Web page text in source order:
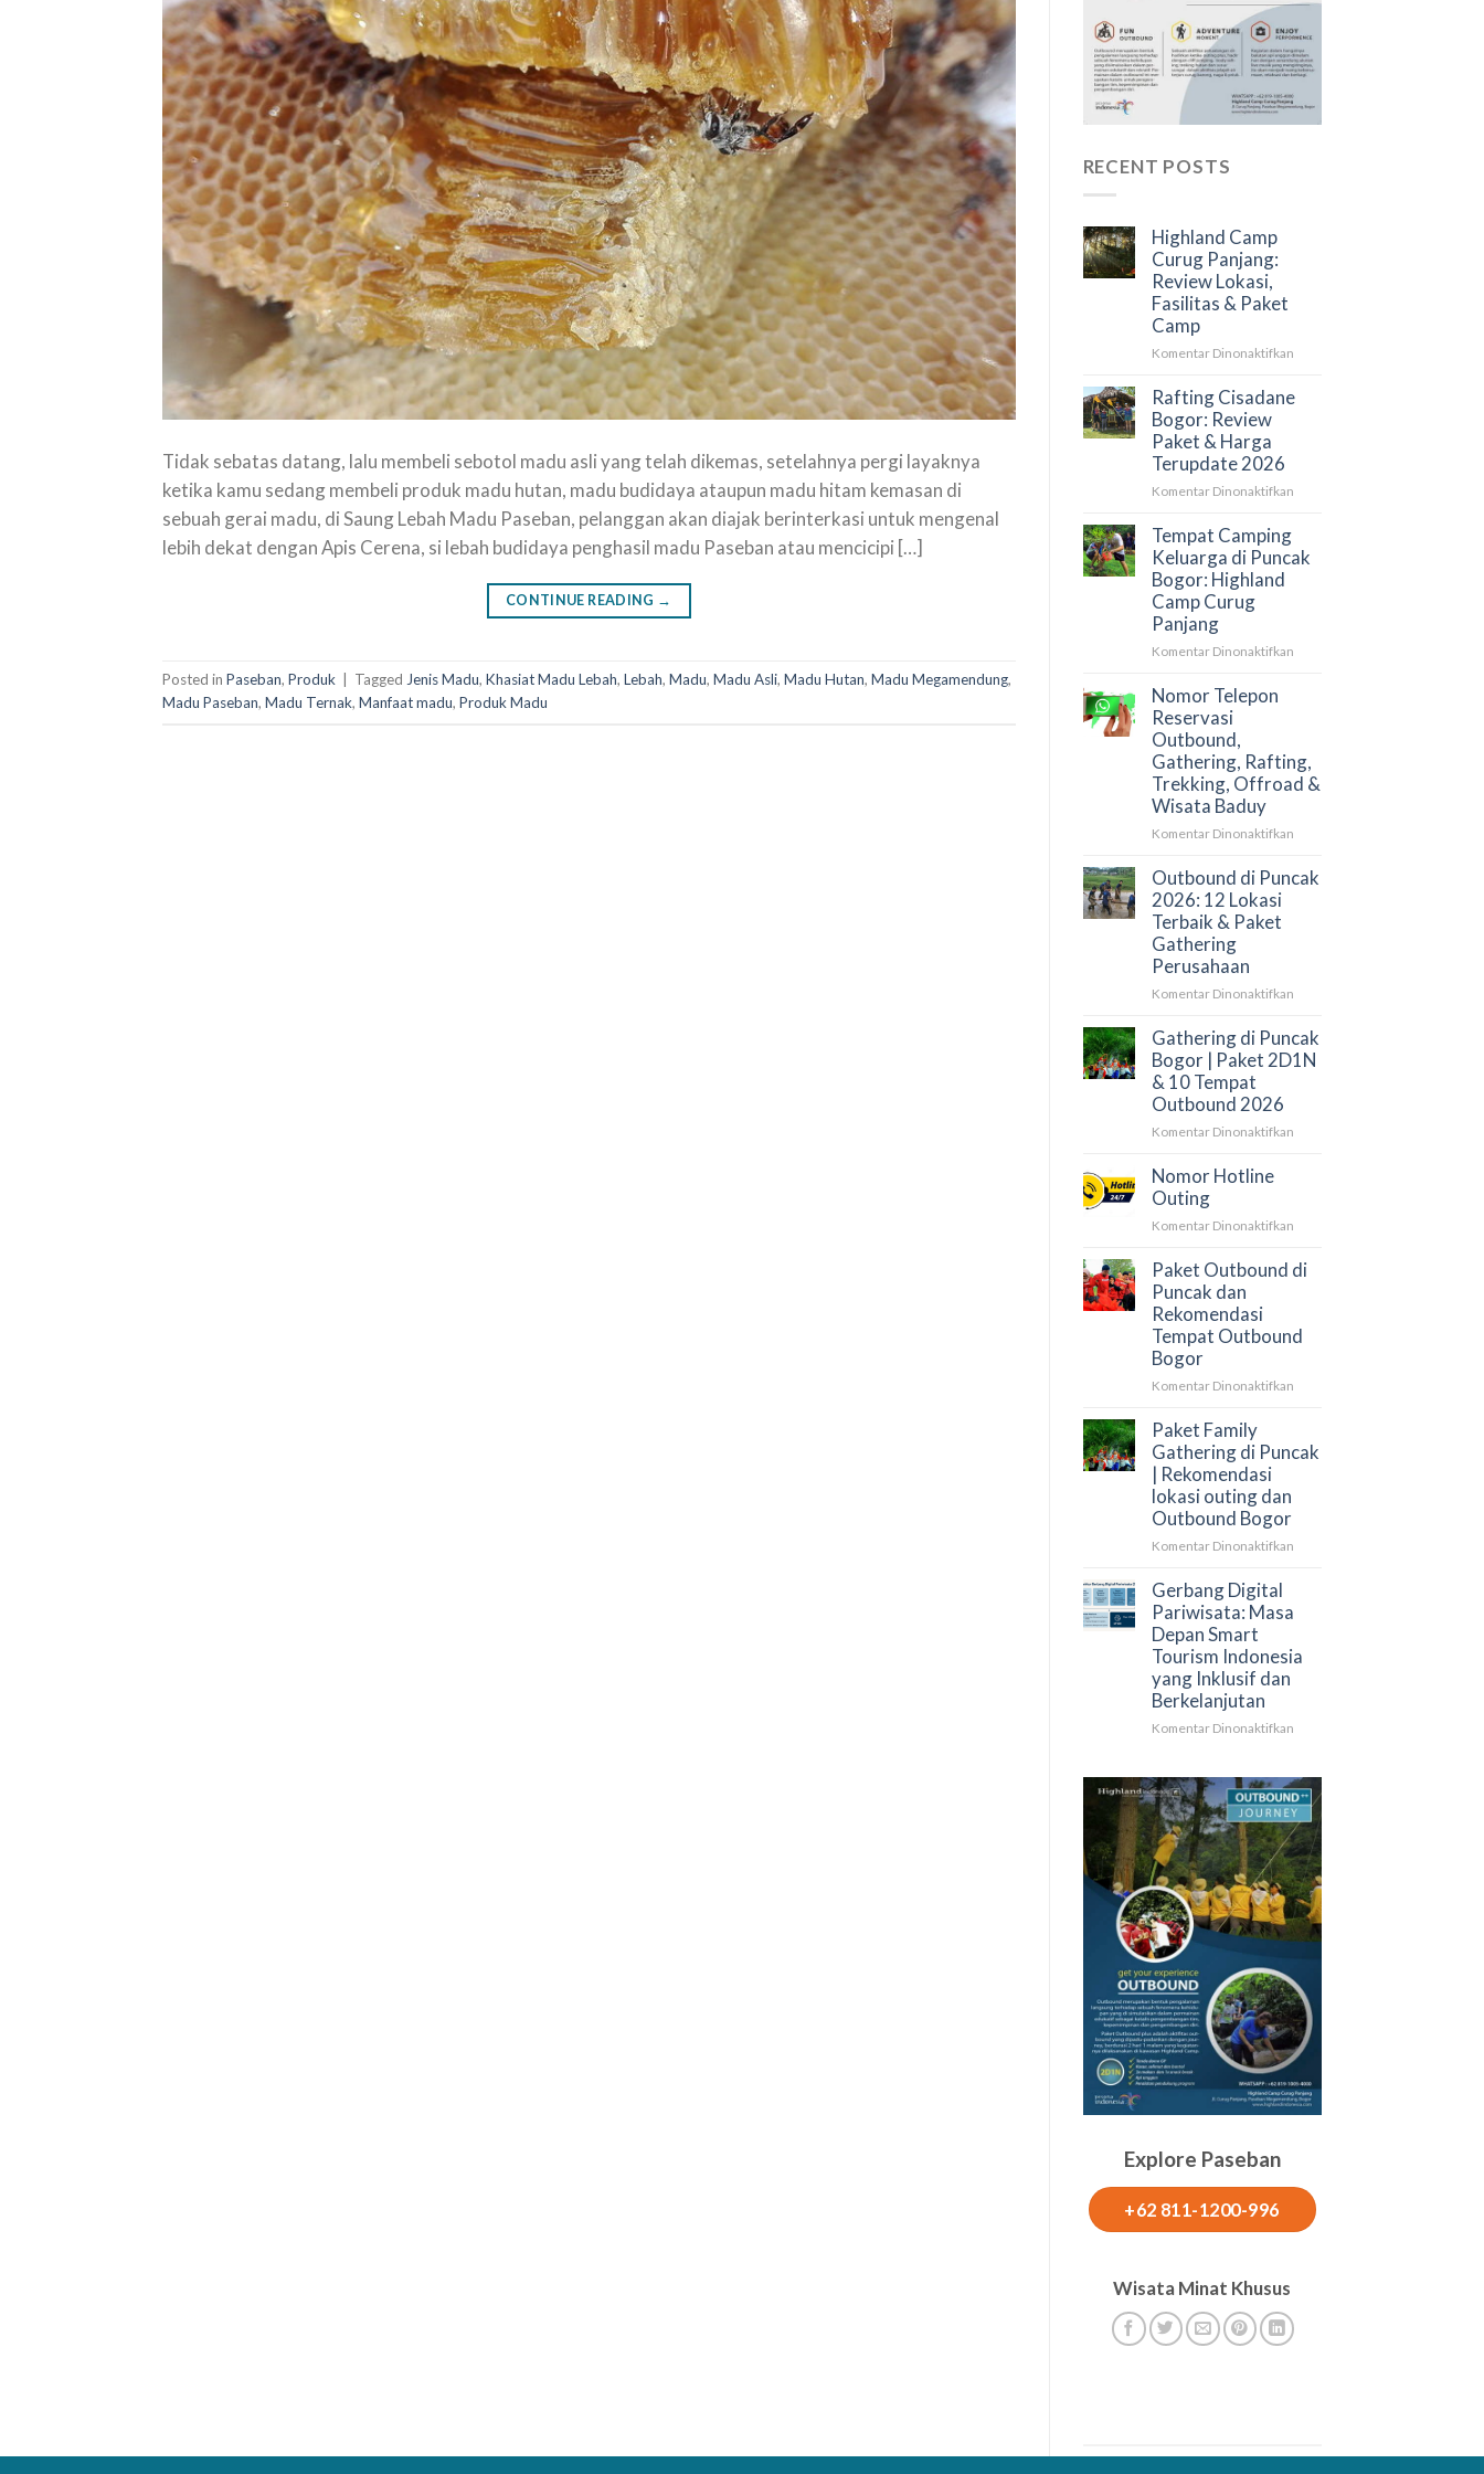
Tidak sebatas datang, lalu membeli sebotol madu asli yang telah dikemas, setelahnya pergi layaknya
ketika kamu sedang membeli produk madu hutan, madu budidaya ataupun madu hitam kemasan di
sebuah gerai madu, di Saung Lebah Madu Paseban, pelanggan akan diajak berinterkasi untuk mengenal
lebih dekat dengan Apis Cerena, si lebah budidaya penghasil madu Paseban atau mencicipi […]
CONTINUE READING →
Posted in Paseban, Produk Tagged Jenis Madu, Khasiat Madu Lebah, Lebah, Madu, Madu Asli, Madu Hutan, Madu Megamendung,
Madu Paseban, Madu Ternak, Manfaat madu, Produk Madu
RECENT POSTS
Highland Camp
Curug Panjang:
Review Lokasi,
Fasilitas & Paket
Camp
Komentar Dinonaktifkanpada
Camp
Fasilitas
Camp
Rafting Cisadane
Bogor: Review
Paket & Harga
Terupdate 2026
Komentar Dinonaktifkanpada
Bogor:
Review
Terupdate
Tempat Camping
Keluarga di Puncak
Bogor: Highland
Camp Curug
Panjang
Komentar Dinonaktifkanpada
Bogor:
Highland
Curug
Nomor Telepon
Reservasi
Outbound,
Gathering, Rafting,
Trekking, Offroad &
Wisata Baduy
Komentar Dinonaktifkanpada
Telepon
Offroad
Wisata
Baduy
Outbound di Puncak
2026: 12 Lokasi
Terbaik & Paket
Gathering
Perusahaan
Komentar Dinonaktifkanpada
di
Puncak
2026:
Terbaik
Gathering di Puncak
Bogor | Paket 2D1N
& 10 Tempat
Outbound 2026
Komentar Dinonaktifkanpada
|
2D1N
Tempat
Nomor Hotline
Outing
Komentar Dinonaktifkanpada
Hotline
Paket Outbound di
Puncak dan
Rekomendasi
Tempat Outbound
Bogor
Komentar Dinonaktifkanpada
Puncak
Outbound
Paket Family
Gathering di Puncak
| Rekomendasi
lokasi outing dan
Outbound Bogor
Komentar Dinonaktifkanpada
di
|
outing
Bogor
Gerbang Digital
Pariwisata: Masa
Depan Smart
Tourism Indonesia
yang Inklusif dan
Berkelanjutan
Komentar Dinonaktifkanpada
Pariwisata:
Masa
Depan
Smart
Tourism
Indonesia
yang
Inklusif
dan
Explore Paseban
+62 811-1200-996
Wisata Minat Khusus